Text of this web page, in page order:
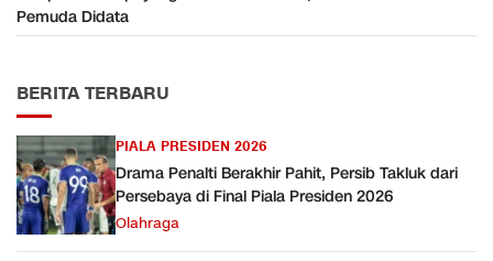
Pemuda Didata
BERITA TERBARU
PIALA PRESIDEN 2026
Drama Penalti Berakhir Pahit, Persib Takluk dari
Persebaya di Final Piala Presiden 2026
Olahraga